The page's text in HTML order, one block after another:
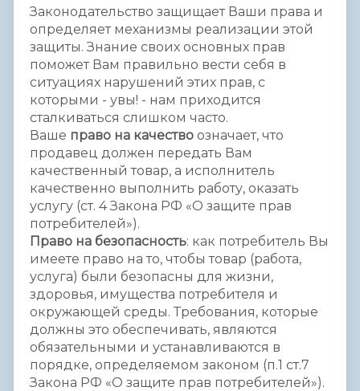
Законодательство защищает Ваши права и
определяет механизмы реализации этой
защиты. Знание своих основных прав
поможет Вам правильно вести себя в
ситуациях нарушений этих прав, с
которыми - увы! - нам приходится
сталкиваться слишком часто.
Ваше право на качество означает, что
продавец должен передать Вам
качественный товар, а исполнитель
качественно выполнить работу, оказать
услугу (ст. 4 Закона РФ «О защите прав
потребителей»).
Право на безопасность: как потребитель Вы
имеете право на то, чтобы товар (работа,
услуга) были безопасны для жизни,
здоровья, имущества потребителя и
окружающей среды. Требования, которые
должны это обеспечивать, являются
обязательными и устанавливаются в
порядке, определяемом законом (п.1 ст.7
Закона РФ «О защите прав потребителей»).